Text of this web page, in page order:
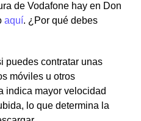
de Vodafone hay en Don
aquí. ¿Por qué debes
puedes contratar unas
móviles u otros
indica mayor velocidad
lo que determina la